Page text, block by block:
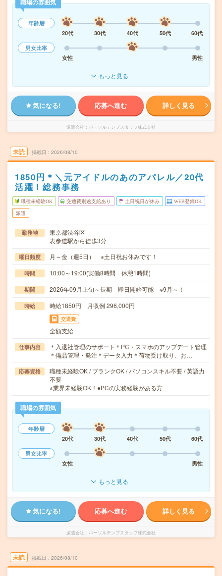
職場の雰囲気
年齢層
20代
30代 40代 50代
60代
男女比率
女性
男性
もっと見る
気になる! 応募へ進む 詳しく見る
派遣会社 パーソルテンプスタッフ株式会社
未読 掲載日 2026/08/10
1850円＊＼元アイドルのあのアパレル／20代
活躍！総務事務
職種未経験OK 交通費別途支給あり 土日祝日が休み WEB登録OK
派遣
勤務地
東京都渋谷区
表参道駅から徒歩3分
曜日頻度 月～金（週5日） ※土日祝お休みです！
時間 10:00～19:00(実働8時間 休憩1時間)
期間 2026年09月上旬～長期 即日開始可能 ※9月～！
時給 時給1850円 月収例 296,000円
交通費
全額支給
仕事内容
＊入退社管理のサポート＊PC・スマホのアップデート管理
＊備品管理・発注＊データ入力＊荷物受け取り、お…
応募資格
職種未経験OK / ブランクOK / パソコンスキル不要 / 英語力
不要
※業界未経験OK！●PCの実務経験がある方
職場の雰囲気
年齢層
20代
30代 40代 50代
60代
男女比率
女性
男性
もっと見る
気になる! 応募へ進む 詳しく見る
派遣会社 パーソルテンプスタッフ株式会社
未読 掲載日 2026/08/10